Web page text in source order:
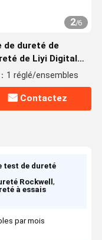
2/6
de dureté de
de Liyi Digital
1 réglé/ensembles
Contactez
test de dureté
Rockwell,
à essais
par mois